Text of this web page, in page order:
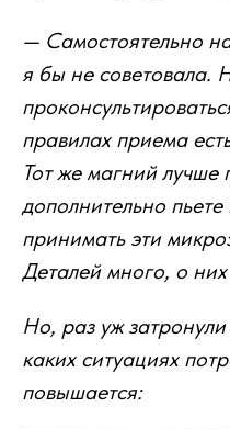
— Самостоятельно
я бы не советовала.
правилах приема
Тот же магний лучше
дополнительно
принимать эти
Деталей много, о
Но, раз уж
каких ситуациях
повышается: